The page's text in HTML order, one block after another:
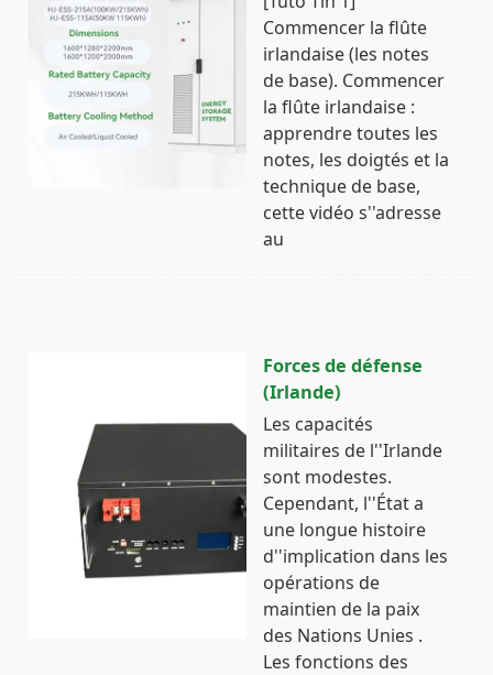
Commencer la flûte
irlandaise (les notes
de base). Commencer
la flûte irlandaise :
apprendre toutes les
notes, les doigtés et la
technique de base,
cette vidéo s''adresse
au
Forces de défense
(Irlande)
Les capacités
militaires de l''Irlande
sont modestes.
Cependant, l''État a
une longue histoire
d''implication dans les
opérations de
maintien de la paix
des Nations Unies .
Les fonctions des